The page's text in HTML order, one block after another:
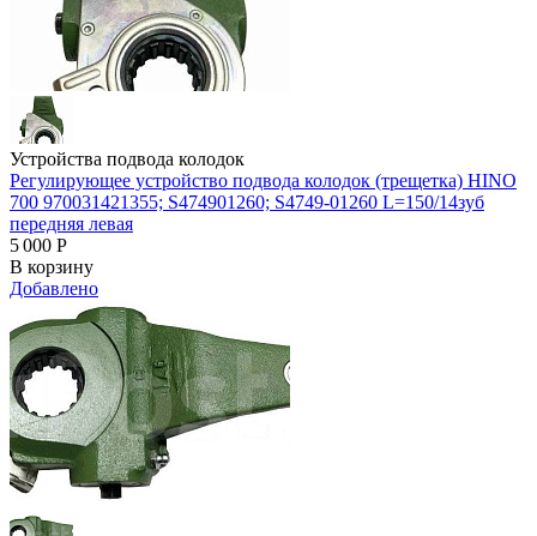
Устройства подвода колодок
Регулирующее устройство подвода колодок (трещетка) HINO
700 970031421355; S474901260; S4749-01260 L=150/14зуб
передняя левая
5 000 Р
В корзину
Добавлено